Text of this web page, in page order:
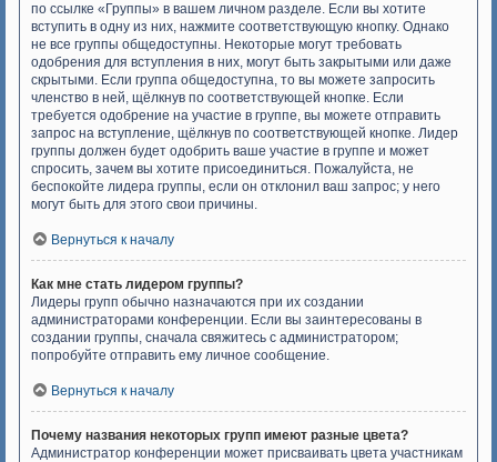
по ссылке «Группы» в вашем личном разделе. Если вы хотите
вступить в одну из них, нажмите соответствующую кнопку. Однако
не все группы общедоступны. Некоторые могут требовать
одобрения для вступления в них, могут быть закрытыми или даже
скрытыми. Если группа общедоступна, то вы можете запросить
членство в ней, щёлкнув по соответствующей кнопке. Если
требуется одобрение на участие в группе, вы можете отправить
запрос на вступление, щёлкнув по соответствующей кнопке. Лидер
группы должен будет одобрить ваше участие в группе и может
спросить, зачем вы хотите присоединиться. Пожалуйста, не
беспокойте лидера группы, если он отклонил ваш запрос; у него
могут быть для этого свои причины.
Вернуться к началу
Как мне стать лидером группы?
Лидеры групп обычно назначаются при их создании
администраторами конференции. Если вы заинтересованы в
создании группы, сначала свяжитесь с администратором;
попробуйте отправить ему личное сообщение.
Вернуться к началу
Почему названия некоторых групп имеют разные цвета?
Администратор конференции может присваивать цвета участникам